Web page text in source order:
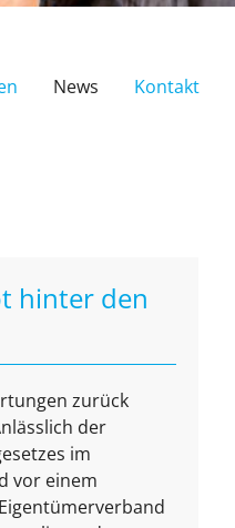
News Kontakt
hinter den
zurück
der
im
vor einem